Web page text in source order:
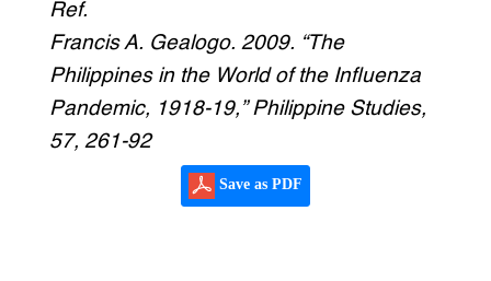
Ref.
Francis A. Gealogo. 2009. “The
Philippines in the World of the Influenza
Pandemic, 1918-19,” Philippine Studies,
57, 261-92
Save as PDF